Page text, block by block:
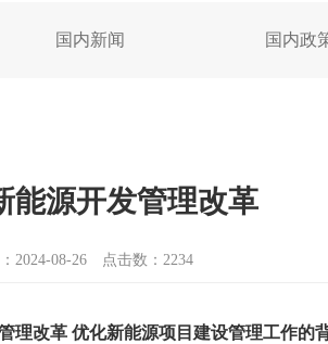
国内新闻 国内政
能源开发管理改革
2024-08-26 点击数：2234
理改革 优化新能源项目建设管理工作的